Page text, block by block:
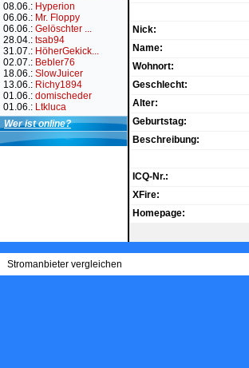
08.06.: Hyperion
06.06.: Mr. Floppy
06.06.: Gelöschter ...
28.04.: tsab94
31.07.: HöherGekick...
02.07.: Bebler76
18.06.: SlowJuicer
13.06.: Richy1894
01.06.: domischeder
01.06.: Ltkluca
Wer ist online?
Nick:
Name:
Wohnort:
Geschlecht:
Alter:
Geburtstag:
Beschreibung:
ICQ-Nr.:
XFire:
Homepage:
Stromanbieter vergleichen